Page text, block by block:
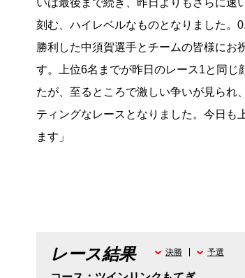
いは最後まで続き、昨日よりもさらに速
刻む、ハイレベルなものとなりました。
勝利した中須賀選手とチームの皆様にお
す。上位6名までが昨日のレース1と同じ
たが、至るところで激しい争いが見られ
ティングなレースとなりました。今日も
ます」
レース結果 決勝 予選